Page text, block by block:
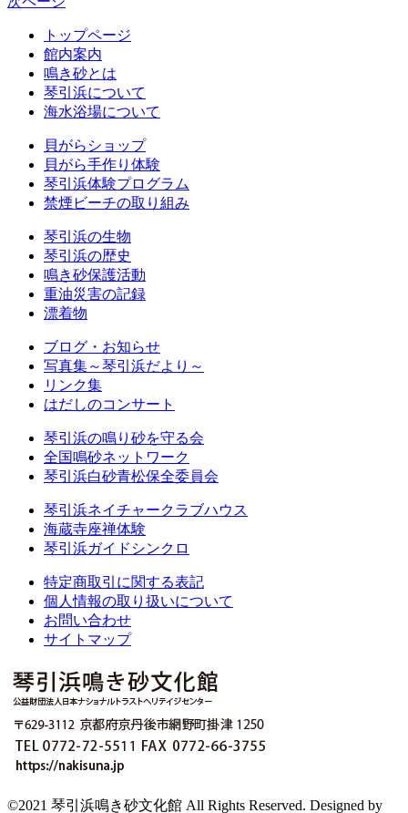
トップページ
館内案内
鳴き砂とは
琴引浜について
海水浴場について
貝がらショップ
貝がら手作り体験
琴引浜体験プログラム
禁煙ビーチの取り組み
琴引浜の生物
琴引浜の歴史
鳴き砂保護活動
重油災害の記録
漂着物
ブログ・お知らせ
写真集～琴引浜だより～
リンク集
はだしのコンサート
琴引浜の鳴り砂を守る会
全国鳴砂ネットワーク
琴引浜白砂青松保全委員会
琴引浜ネイチャークラブハウス
海蔵寺座禅体験
琴引浜ガイドシンクロ
特定商取引に関する表記
個人情報の取り扱いについて
お問い合わせ
サイトマップ
©2021 琴引浜鳴き砂文化館 All Rights Reserved. Designed by